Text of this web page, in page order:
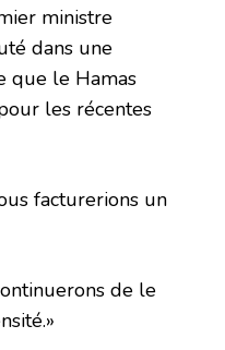
ministre
dans une
que le Hamas
les récentes
facturerions un
de le